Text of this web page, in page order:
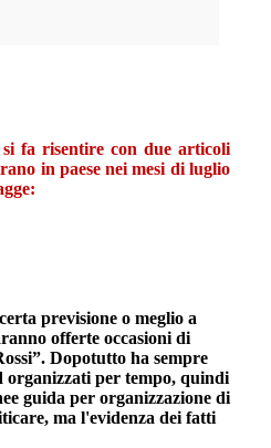
si fa risentire con duearticoli
in paese nei mesi di luglio
previsione o meglio a
offerte occasioni di
Dopotutto ha sempre
organizzati per tempo, quindi
guida per organizzazione di
ma l'evidenza dei fatti